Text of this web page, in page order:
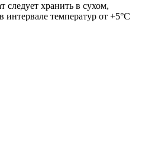
следует хранить в сухом,
интервале температур от +5°С